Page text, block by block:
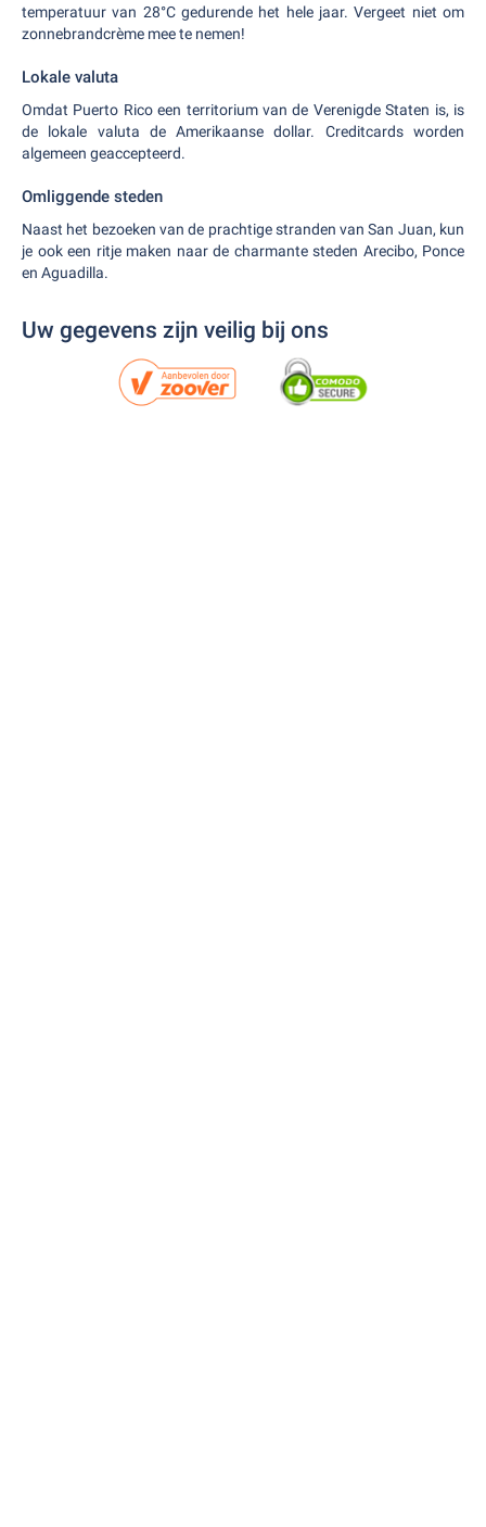
temperatuur van 28°C gedurende het hele jaar. Vergeet niet om
zonnebrandcrème mee te nemen!
Lokale valuta
Omdat Puerto Rico een territorium van de Verenigde Staten is, is
de lokale valuta de Amerikaanse dollar. Creditcards worden
algemeen geaccepteerd.
Omliggende steden
Naast het bezoeken van de prachtige stranden van San Juan, kun
je ook een ritje maken naar de charmante steden Arecibo, Ponce
en Aguadilla.
Uw gegevens zijn veilig bij ons